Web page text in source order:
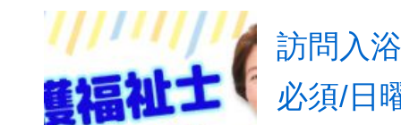
訪問入
必須/日